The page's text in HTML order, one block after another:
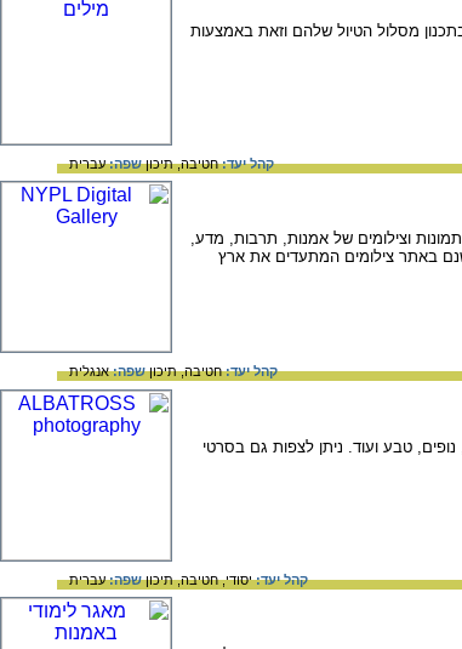
מסלול הטיול שלהם וזאת באמצעות
קהל יעד:חטיבה,תיכוןשפה:עברית
וצילומים של אמנות, תרבות, מדע,
באתר צילומים המתעדים את ארץ
קהל יעד:חטיבה,תיכוןשפה:אנגלית
טבע ועוד. ניתן לצפות גם בסרטי
קהל יעד:יסודי,חטיבה,תיכוןשפה:עברית